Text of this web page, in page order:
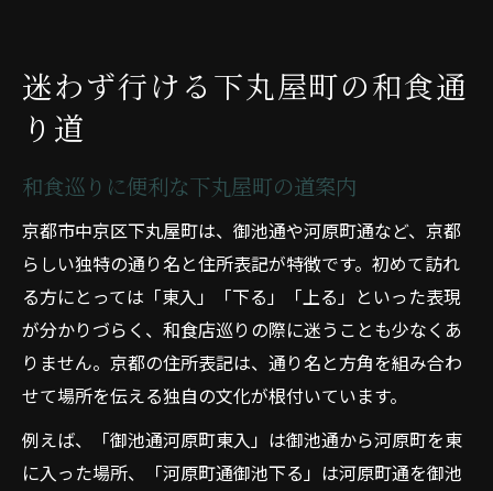
迷わず行ける下丸屋町の和食通
り道
和食巡りに便利な下丸屋町の道案内
京都市中京区下丸屋町は、御池通や河原町通など、京都
らしい独特の通り名と住所表記が特徴です。初めて訪れ
る方にとっては「東入」「下る」「上る」といった表現
が分かりづらく、和食店巡りの際に迷うことも少なくあ
りません。京都の住所表記は、通り名と方角を組み合わ
せて場所を伝える独自の文化が根付いています。
例えば、「御池通河原町東入」は御池通から河原町を東
に入った場所、「河原町通御池下る」は河原町通を御池